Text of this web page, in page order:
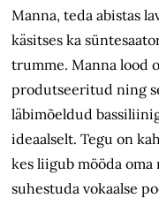
Manna, teda abistas
käsitses ka
trumme. Manna lood
produtseeritud ning
läbimõeldud
ideaalselt. Tegu on
kes liigub mööda
suhestuda vokaalse